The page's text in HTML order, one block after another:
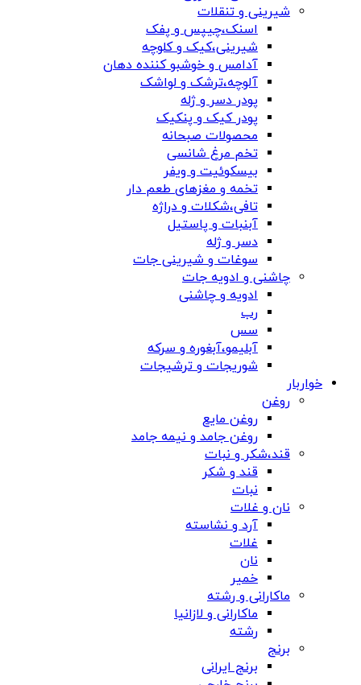
شیرینی و تنقلات
اسنک،چیپس و پفک
شیرینی،کیک و کلوچه
آدامس و خوشبو کننده دهان
آلوچه،ترشک و لواشک
پودر دسر و ژله
پودر کیک و پنکیک
محصولات صبحانه
تخم مرغ شانسی
بیسکوئیت و ویفر
تخمه و مغزهای طعم دار
تافی،شکلات و دراژه
آبنبات و پاستیل
دسر و ژله
سوغات و شیرینی جات
چاشنی و ادویه جات
ادویه و چاشنی
رب
سس
آبلیمو،آبغوره و سرکه
شوریجات و ترشیجات
خواربار
روغن
روغن مایع
روغن جامد و نیمه جامد
قند،شکر و نبات
قند و شکر
نبات
نان و غلات
آرد و نشاسته
غلات
نان
خمیر
ماکارانی و رشته
ماکارانی و لازانیا
رشته
برنج
برنج ایرانی